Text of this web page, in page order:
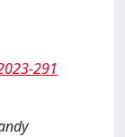
291